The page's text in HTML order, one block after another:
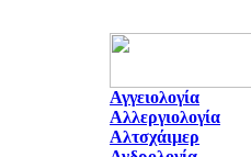
Αγγειολογία
Αλλεργιολογία
Αλτσχάιμερ